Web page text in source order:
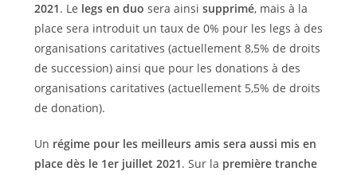
2021. Le legs en duo sera ainsi supprimé, mais à la
place sera introduit un taux de 0% pour les legs à des
organisations caritatives (actuellement 8,5% de droits
de succession) ainsi que pour les donations à des
organisations caritatives (actuellement 5,5% de droits
de donation).
Un régime pour les meilleurs amis sera aussi mis en
place dès le 1er juillet 2021. Sur la première tranche